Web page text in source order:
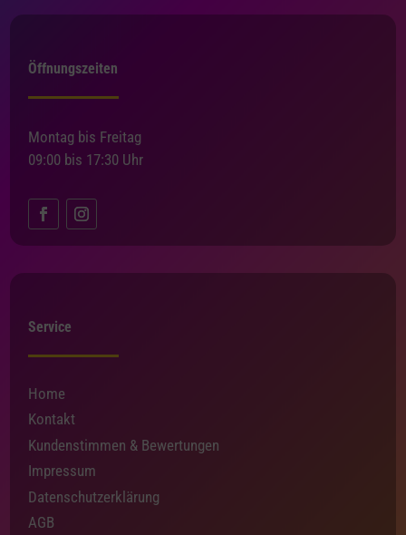
Öffnungszeiten
Montag bis Freitag
09:00 bis 17:30 Uhr
Service
Home
Kontakt
Kundenstimmen & Bewertungen
Impressum
Datenschutzerklärung
AGB